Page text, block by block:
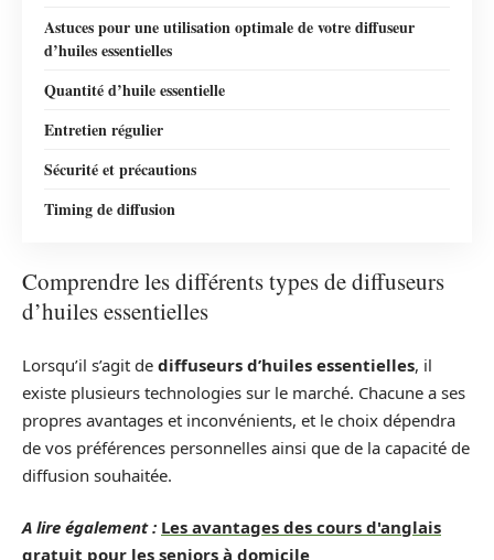
Astuces pour une utilisation optimale de votre diffuseur
d’huiles essentielles
Quantité d’huile essentielle
Entretien régulier
Sécurité et précautions
Timing de diffusion
Comprendre les différents types de diffuseurs
d’huiles essentielles
Lorsqu’il s’agit de diffuseurs d’huiles essentielles, il
existe plusieurs technologies sur le marché. Chacune a ses
propres avantages et inconvénients, et le choix dépendra
de vos préférences personnelles ainsi que de la capacité de
diffusion souhaitée.
A lire également : Les avantages des cours d'anglais
gratuit pour les seniors à domicile